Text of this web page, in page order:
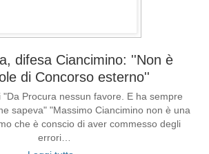
difesa Ciancimino: ''Non è
di Concorso esterno''
"Da Procura nessun favore. E ha sempre
sapeva" "Massimo Ciancimino non è una
che è conscio di aver commesso degli
errori…